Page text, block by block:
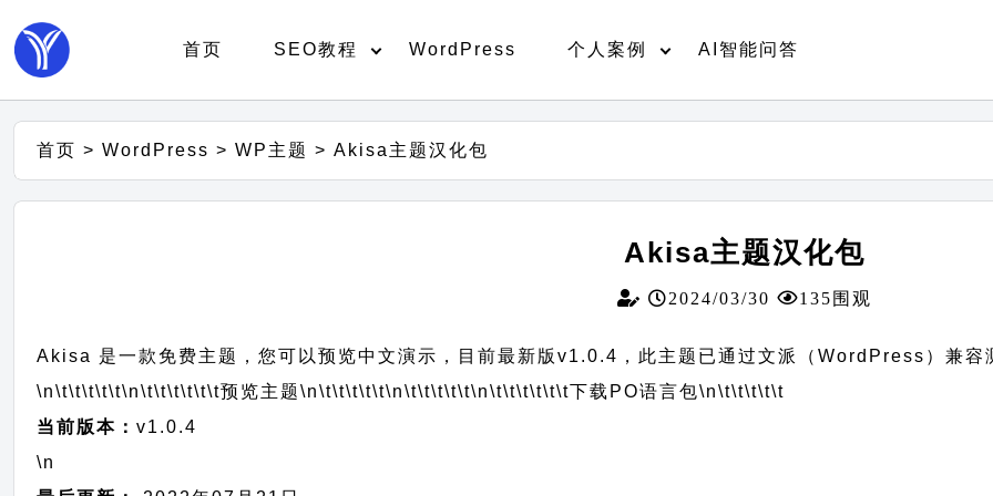
首页 SEO教程 WordPress 个人案例 AI智能问答
首页 >WordPress >WP主题 >Akisa主题汉化包
Akisa主题汉化包
2024/03/30 135围观
Akisa 是一款免费主题，您可以预览中文演示，目前最新版v1.0.4，此主题已通过文派（WordPress）兼容
\n\t\t\t\t\t\n\t\t\t\t\t\t预览主题\n\t\t\t\t\t\n\t\t\t\t\t\n\t\t\t\t\t\t下载PO语言包\n\t\t\t\t\t
当前版本：v1.0.4
\n